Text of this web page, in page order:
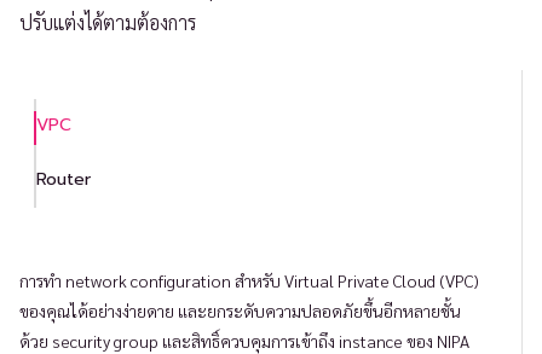
ปรับแต่งได้ตามต้องการ
VPC
Router
การทำ network configuration สำหรับ Virtual Private Cloud (VPC)
ของคุณได้อย่างง่ายดาย และยกระดับความปลอดภัยขึ้นอีกหลายชั้น
ด้วย security group และสิทธิ์ควบคุมการเข้าถึง instance ของ NIPA